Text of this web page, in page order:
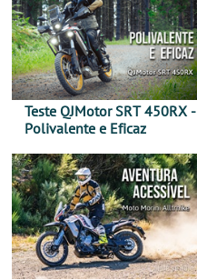
Teste QJMotor SRT 450RX -
Polivalente e Eficaz